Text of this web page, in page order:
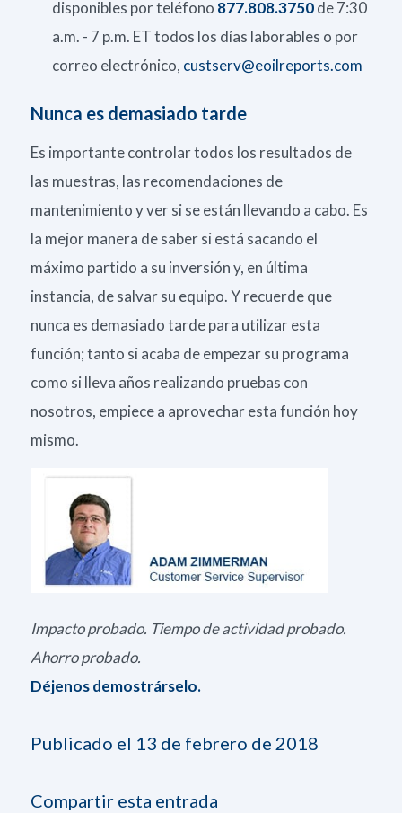
disponibles por teléfono 877.808.3750de 7:30
a.m. - 7 p.m. ET todos los días laborables o por
correo electrónico, custserv@eoilreports.com
Nunca es demasiado tarde
Es importante controlar todos los resultados de
las muestras, las recomendaciones de
mantenimiento y ver si se están llevando a cabo. Es
la mejor manera de saber si está sacando el
máximo partido a su inversión y, en última
instancia, de salvar su equipo. Y recuerde que
nunca es demasiado tarde para utilizar esta
función; tanto si acaba de empezar su programa
como si lleva años realizando pruebas con
nosotros, empiece a aprovechar esta función hoy
mismo.
Impacto probado. Tiempo de actividad probado.
Ahorro probado.
Déjenos demostrárselo.
Publicado el 13 de febrero de 2018
Compartir esta entrada